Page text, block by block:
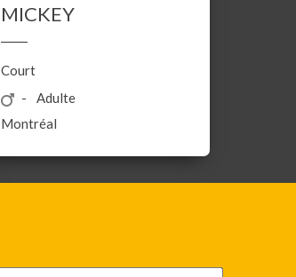
MICKEY
Court
Adulte
Montréal